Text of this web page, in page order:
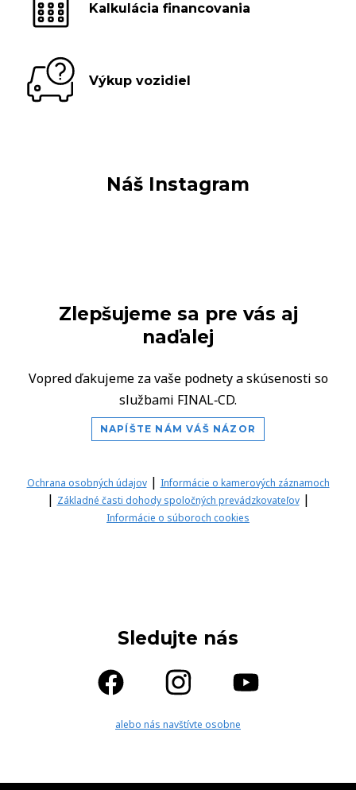
Kalkulácia financovania
Výkup vozidiel
Náš Instagram
Zlepšujeme sa pre vás aj
naďalej
Vopred ďakujeme za vaše podnety a skúsenosti so
službami FINAL‑CD.
NAPÍŠTE NÁM VÁŠ NÁZOR
Ochrana osobných údajov| Informácie o kamerových záznamoch
| Základné časti dohody spoločných prevádzkovateľov|
Informácie o súboroch cookies
Sledujte nás
alebo nás navštívte osobne